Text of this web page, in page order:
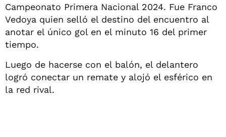
Campeonato Primera Nacional 2024. Fue Franco
Vedoya quien selló el destino del encuentro al
anotar el único gol en el minuto 16 del primer
tiempo.
Luego de hacerse con el balón, el delantero
logró conectar un remate y alojó el esférico en
la red rival.